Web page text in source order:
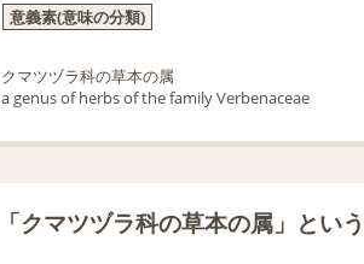
意義素(意味の分類)
クマツヅラ科の草本の属
a genus of herbs of the family Verbenaceae
「クマツヅラ科の草本の属」とい